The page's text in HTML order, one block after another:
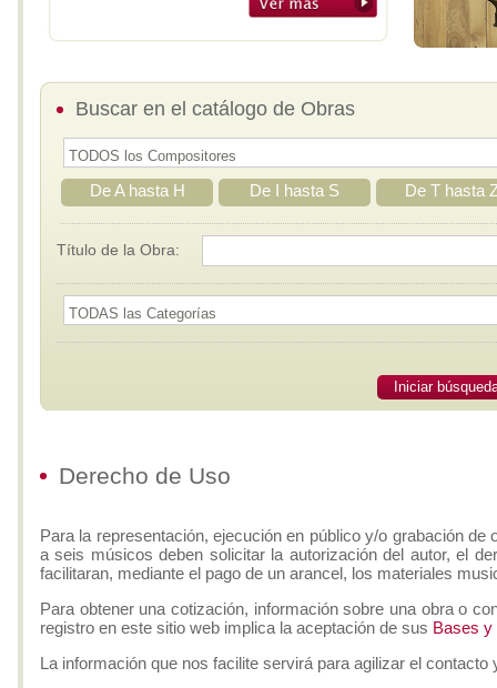
Buscar en el catálogo de Obras
De A hasta H De I hasta S De T hasta
Título de la Obra:
Iniciar
Derecho de Uso
Para la representación, ejecución en público y/o grabación
a seis músicos deben solicitar la autorización del autor, el
facilitaran, mediante el pago de un arancel, los materiales
Para obtener una cotización, información sobre una obra o
registro en este sitio web implica la aceptación de sus Bases y
La información que nos facilite servirá para agilizar el